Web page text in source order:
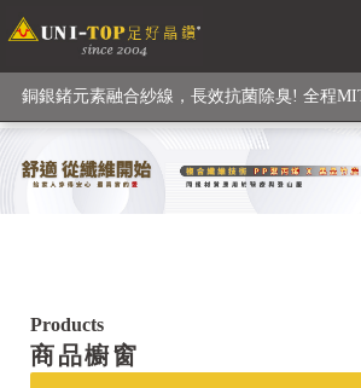
級高性能纖維素材), 機能貼身衣
銅銀鍺元素融合紗線，長效抗菌除臭! 全程
檢驗
【快來點我】H型銅銀纖維長效PP能量護膝!
Products
商品櫥窗